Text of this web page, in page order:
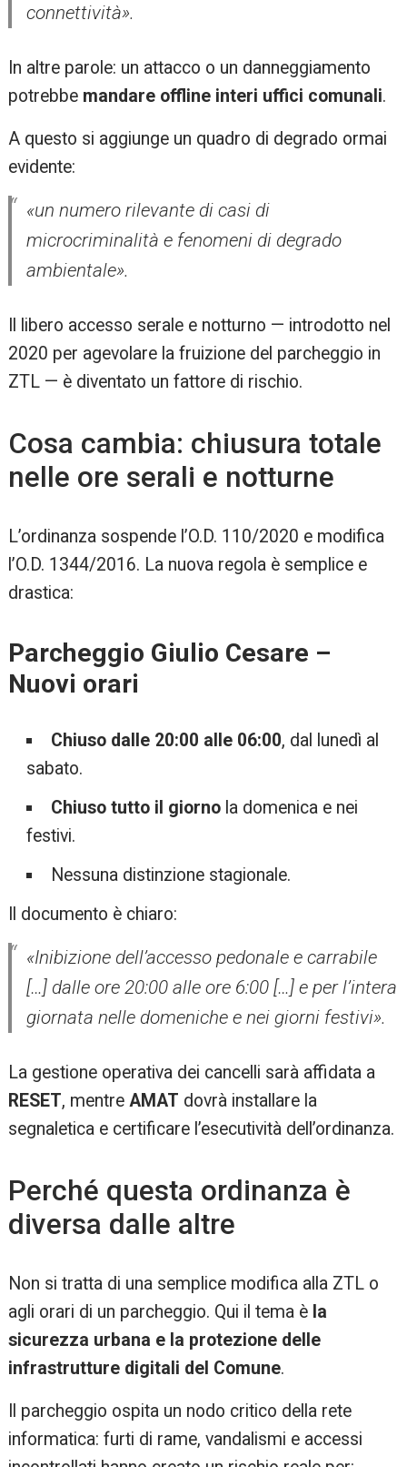
connettività».
In altre parole: un attacco o un danneggiamento
potrebbe mandare offline interi uffici comunali.
A questo si aggiunge un quadro di degrado ormai
evidente:
«un numero rilevante di casi di
microcriminalità e fenomeni di degrado
ambientale».
Il libero accesso serale e notturno — introdotto nel
2020 per agevolare la fruizione del parcheggio in
ZTL — è diventato un fattore di rischio.
Cosa cambia: chiusura totale
nelle ore serali e notturne
L’ordinanza sospende l’O.D. 110/2020 e modifica
l’O.D. 1344/2016. La nuova regola è semplice e
drastica:
Parcheggio Giulio Cesare –
Nuovi orari
Chiuso dalle 20:00 alle 06:00, dal lunedì al
sabato.
Chiuso tutto il giornola domenica e nei
festivi.
Nessuna distinzione stagionale.
Il documento è chiaro:
«Inibizione dell’accesso pedonale e carrabile
[…] dalle ore 20:00 alle ore 6:00 […] e per l’intera
giornata nelle domeniche e nei giorni festivi».
La gestione operativa dei cancelli sarà affidata a
RESET, mentreAMAT dovrà installare la
segnaletica e certificare l’esecutività dell’ordinanza.
Perché questa ordinanza è
diversa dalle altre
Non si tratta di una semplice modifica alla ZTL o
agli orari di un parcheggio. Qui il tema è la
sicurezza urbana e la protezione delle
infrastrutture digitali del Comune.
Il parcheggio ospita un nodo critico della rete
informatica: furti di rame, vandalismi e accessi